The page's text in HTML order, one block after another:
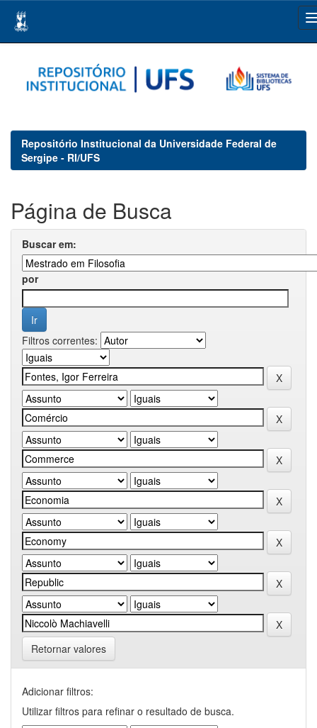
navigation
Repositório Institucional da Universidade Federal de
Sergipe - RI/UFS
Página de Busca
Buscar em:
por
Filtros correntes:
Retornar valores
Adicionar filtros:
Utilizar filtros para refinar o resultado de busca.